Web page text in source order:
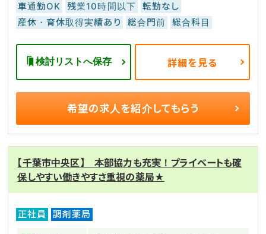
車通勤OK
残業10時間以下
転勤なし
産休・育休取得実績あり
総合門前 総合科目
検討リストへ保存 詳細を見る
希望の求人を紹介してもらう
【千葉市中央区】 本部協力も充実！プライベートも確
保しやすい働きやすさ重視の薬局★
正社員 調剤薬局